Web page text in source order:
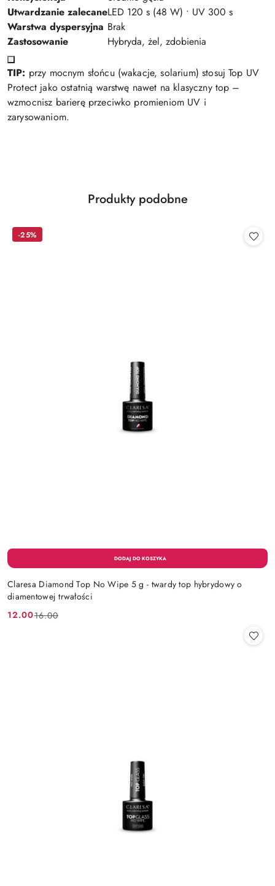
Utwardzanie zalecaneLED 120 s (48 W) • UV 300 s
Warstwa dyspersyjna Brak
Zastosowanie
Hybryda, żel, zdobienia
TIP: przy mocnym słońcu (wakacje, solarium) stosuj Top UV
Protect jako ostatnią warstwę nawet na klasyczny top –
wzmocnisz barierę przeciwko promieniom UV i
zarysowaniom.
Pomiń karuzelę produktów
Produkty
Produkty podobne
Claresa Diamond Top No Wipe 5 g - twardy top hybrydowy o
diamentowej trwałości
Cena
12.00
Cena
16.00
-25%